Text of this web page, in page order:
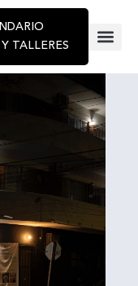
TALLERES